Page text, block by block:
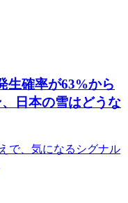
生確率が63%から
日本の雪はどうな
で、気になるシグナル